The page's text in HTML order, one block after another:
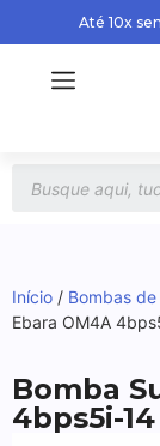
Até 10x
Início / Bombas de
Ebara OM4A
Bomba
4bps5i-